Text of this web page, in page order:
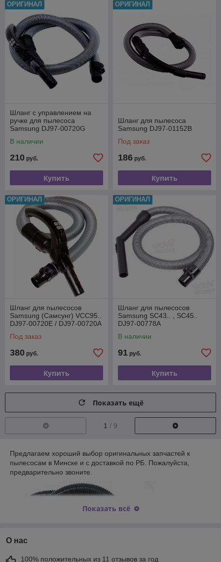
ОРИГИНАЛ
Шланг с управлением на
ручке для пылесоса
Samsung DJ97-00720G
В наличии
210 руб.
Купить
ОРИГИНАЛ
Шланг для пылесоса
Samsung DJ97-01152B
Под заказ
186 руб.
Купить
ОРИГИНАЛ
Шланг для пылесосов
Samsung (Самсунг) VCC95..
DJ97-00720E / DJ97-00720A
Под заказ
380 руб.
Купить
ОРИГИНАЛ
Шланг для пылесосов
Samsung SC43.. , SC45..
DJ97-00778A
В наличии
91 руб.
Купить
Показать ещё
1 / 9
Предлагаем хороший выбор оригинальных запчастей к
пылесосам в Минске и с доставкой по РБ. Пожалуйста,
предварительно звоните.
Показать всё
О нас
100% положительных из 11 отзывов за год